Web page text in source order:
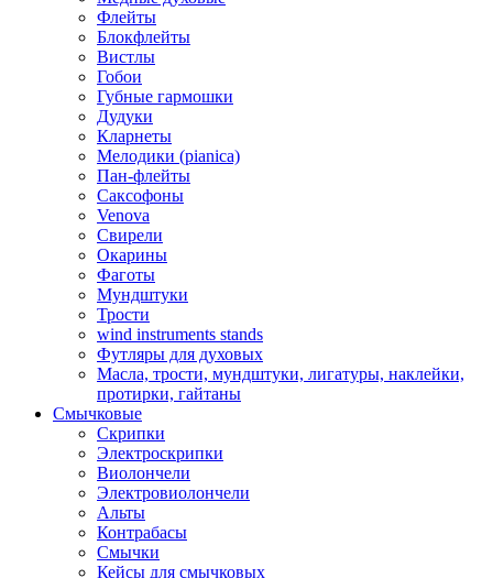
Флейты
Блокфлейты
Вистлы
Гобои
Губные гармошки
Дудуки
Кларнеты
Мелодики (pianica)
Пан-флейты
Саксофоны
Venova
Свирели
Окарины
Фаготы
Мундштуки
Трости
wind instruments stands
Футляры для духовых
Масла, трости, мундштуки, лигатуры, наклейки,
протирки, гайтаны
Смычковые
Скрипки
Электроскрипки
Виолончели
Электровиолончели
Альты
Контрабасы
Смычки
Кейсы для смычковых